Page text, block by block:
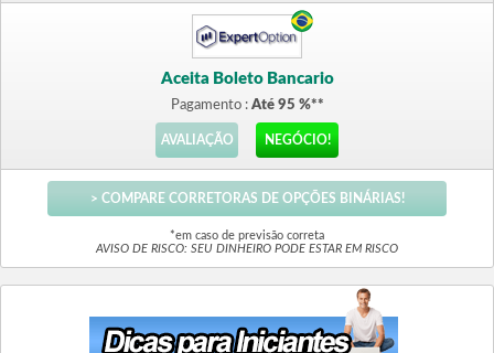
Aceita Boleto Bancario
Pagamento : Até 95 %**
AVALIAÇÃO NEGÓCIO!
> COMPARE CORRETORAS DE OPÇÕES BINÁRIAS!
*em caso de previsão correta
AVISO DE RISCO: SEU DINHEIRO PODE ESTAR EM RISCO